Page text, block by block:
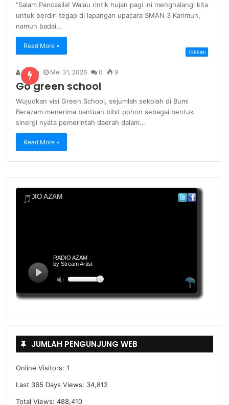
“Salam Pancasila! Walau rintik hujan pagi ini menghalangi kita
untuk berdiri tegap di lapangan upacara SMAN 3 Karimun,
namun badai…
Read More »
TERKINI
admin Mei 31, 2026 0 9
Go green school
Wujudkan visi Green School, sejumlah sekolah di Bumi
Berazam menerima bantuan bibit pohon sebagai bentuk
sinergi nyata pemerintah daerah dalam…
Read More »
JUMLAH PENGUNJUNG WEB
Online Visitors: 1
Last 365 Days Views: 34,812
Total Views: 488,410